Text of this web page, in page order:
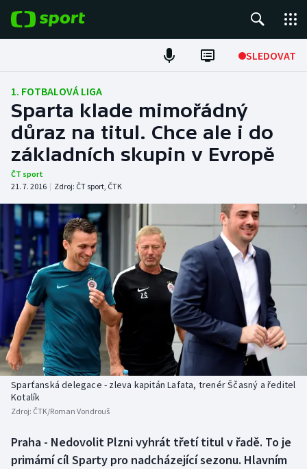
SLEDOVAT
Fotbal
Hokej
Tenis
Atletika
Cyklistika
DALŠÍ SPORTY
Americký fotbal
Baseball a softbal
Basketbal
Biatlon
Boby a skeleton
Box
NEPŘEHLÉDNĚTE
Soutěže
Historické návraty
Aplikace ČT sport
AZ kvíz
1. FOTBALOVÁ LIGA
Sparta klade mimořádný
důraz na titul. Chce ale i do
základních skupin v Evropě
ČT sport
21. 7. 2016 | Zdroj: ČT sport, ČTK
Sparťanská delegace - zleva kapitán Lafata, trenér Ščasný a ředitel
Kotalík
Zdroj: ČTK/Roman Vondrouš
Praha - Nedovolit Plzni vyhrát třetí titul v řadě. To je
primární cíl Sparty pro nadcházející sezonu. Hlavním